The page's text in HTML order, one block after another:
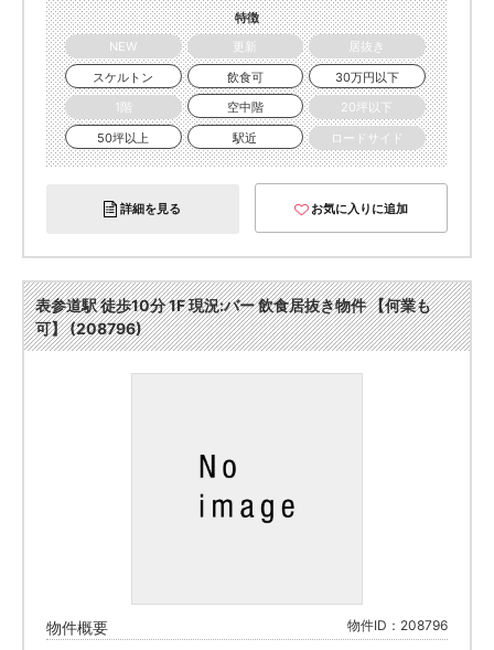
特徴
NEW
更新
居抜き
スケルトン
飲食可
30万円以下
1階
空中階
20坪以下
50坪以上
駅近 ロードサイド
詳細を見る お気に入りに追加
表参道駅 徒歩10分 1F 現況:バー 飲食居抜き物件 【何業も
可】 (208796)
物件概要 物件ID：208796